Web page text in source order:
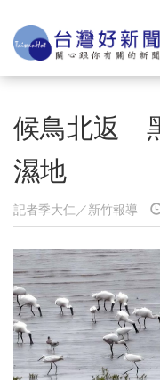
候鳥北返
濕地
記者季大仁／新竹報導